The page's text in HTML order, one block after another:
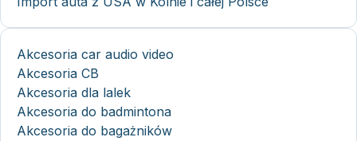
Akcesoria car audio video
Akcesoria CB
Akcesoria dla lalek
Akcesoria do badmintona
Akcesoria do bagażników